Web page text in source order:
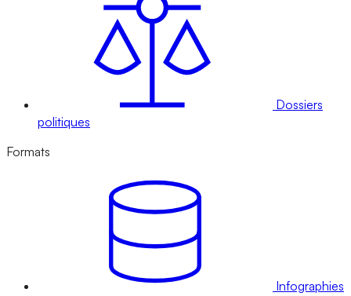
Dossiers
politiques
Formats
Infographies